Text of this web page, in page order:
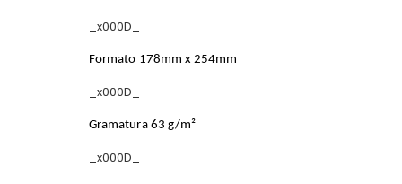
_x000D_
Formato 178mm x 254mm
_x000D_
Gramatura 63 g/m²
_x000D_